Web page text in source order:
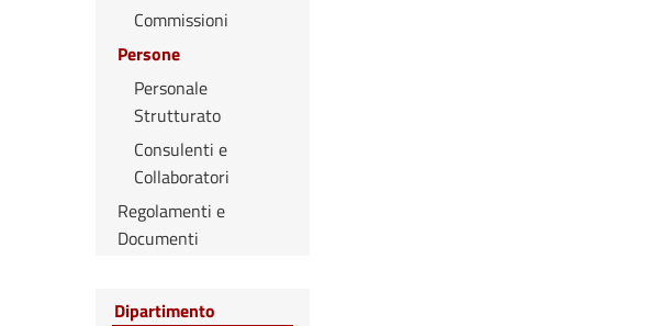
Commissioni
Persone
Personale
Strutturato
Consulenti e
Collaboratori
Regolamenti e
Documenti
Dipartimento